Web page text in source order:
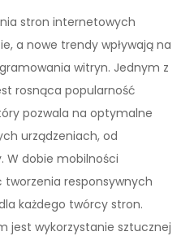
stron internetowych
a nowe trendy wpływają na
witryn. Jednym z
rosnąca popularność
pozwala na optymalne
urządzeniach, od
dobie mobilności
responsywnych
każdego twórcy stron.
jest wykorzystanie sztucznej